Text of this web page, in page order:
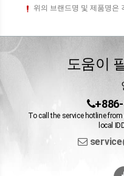
위의 브랜드명 및 제품명은
도움이
To call the service hotline
local